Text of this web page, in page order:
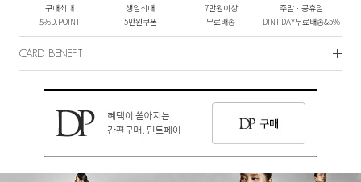
구매최대
5%D.POINT
생일최대
5만원쿠폰
7만원이상
무료배송
주말ㆍ공휴일
DINT DAY무료배송&5%
CARD BENEFIT